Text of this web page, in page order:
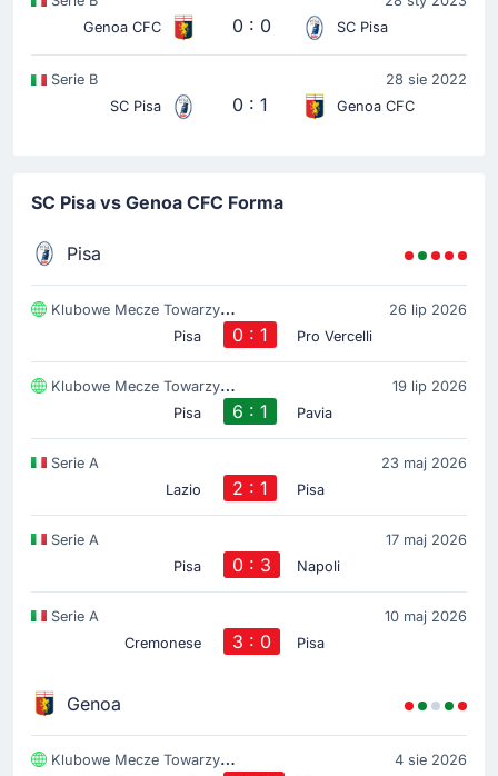
Genoa CFC
0 : 0 SC Pisa
Serie B
28 sie 2022
SC Pisa
0 : 1 Genoa CFC
SC Pisa vs Genoa CFC Forma
Pisa
Klubowe Mecze Towarzyski
26 lip 2026
Pisa
0 : 1 Pro Vercelli
Klubowe Mecze Towarzyski
19 lip 2026
Pisa
6 : 1 Pavia
Serie A
23 maj 2026
Lazio
2 : 1 Pisa
Serie A
17 maj 2026
Pisa
0 : 3 Napoli
Serie A
10 maj 2026
Cremonese
3 : 0 Pisa
Genoa
Klubowe Mecze Towarzyski
4 sie 2026